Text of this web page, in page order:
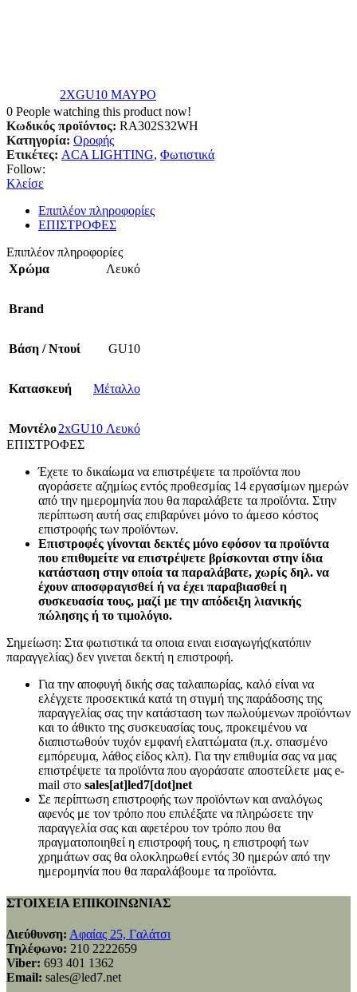
2XGU10 ΜΑΥΡΟ
0 People watching this product now!
Κωδικός προϊόντος: RA302S32WH
Κατηγορία: Οροφής
Ετικέτες: ACA LIGHTING, Φωτιστικά
Follow:
Κλείσε
Επιπλέον πληροφορίες
ΕΠΙΣΤΡΟΦΕΣ
Επιπλέον πληροφορίες
Χρώμα
Λευκό
Brand
Βάση / Ντουί GU10
Κατασκευή Μέταλλο
Mοντέλο2xGU10 Λευκό
ΕΠΙΣΤΡΟΦΕΣ
Έχετε το δικαίωμα να επιστρέψετε τα προϊόντα που
αγοράσετε αζημίως εντός προθεσμίας 14 εργασίμων ημερών
από την ημερομηνία που θα παραλάβετε τα προϊόντα. Στην
περίπτωση αυτή σας επιβαρύνει μόνο το άμεσο κόστος
επιστροφής των προϊόντων.
Επιστροφές γίνονται δεκτές μόνο εφόσον τα προϊόντα
που επιθυμείτε να επιστρέψετε βρίσκονται στην ίδια
κατάσταση στην οποία τα παραλάβατε, χωρίς δηλ. να
έχουν αποσφραγισθεί ή να έχει παραβιασθεί η
συσκευασία τους, μαζί με την απόδειξη λιανικής
πώλησης ή το τιμολόγιο.
Σημείωση: Στα φωτιστικά τα οποια ειναι εισαγωγής(κατόπιν
παραγγελίας) δεν γινεται δεκτή η επιστροφή.
Για την αποφυγή δικής σας ταλαιπωρίας, καλό είναι να
ελέγχετε προσεκτικά κατά τη στιγμή της παράδοσης της
παραγγελίας σας την κατάσταση των πωλούμενων προϊόντων
και το άθικτο της συσκευασίας τους, προκειμένου να
διαπιστωθούν τυχόν εμφανή ελαττώματα (π.χ. σπασμένο
εμπόρευμα, λάθος είδος κλπ). Για την επιθυμία σας να μας
επιστρέψετε τα προϊόντα που αγοράσατε αποστείλετε μας e-
mail στο sales[at]led7[dot]net
Σε περίπτωση επιστροφής των προϊόντων και αναλόγως
αφενός με τον τρόπο που επιλέξατε να πληρώσετε την
παραγγελία σας και αφετέρου τον τρόπο που θα
πραγματοποιηθεί η επιστροφή τους, η επιστροφή των
χρημάτων σας θα ολοκληρωθεί εντός 30 ημερών από την
ημερομηνία που θα παραλάβουμε τα προϊόντα.
ΣΤΟΙΧΕΙΑ ΕΠΙΚΟΙΝΩΝΙΑΣ
Διεύθυνση: Αφαίας 25, Γαλάτσι
Τηλέφωνο: 210 2222659
Viber: 693 401 1362
Email: sales@led7.net